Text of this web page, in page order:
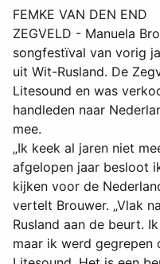
FEMKE VAN DEN END
ZEGVELD - Manuela
songfestïval van vorig
uit Wit-Rusland. De
Litesound en was
handleden naar
mee.
„Ik keek al jaren niet
afgelopen jaar besloot
kijken voor de
vertelt Brouwer. „Vlak
Rusland aan de beurt.
maar ik werd